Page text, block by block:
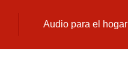
Audio para el hogar